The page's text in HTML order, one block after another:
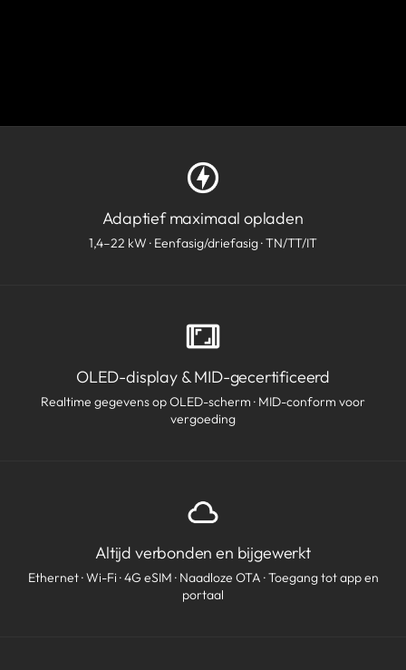
Adaptief maximaal opladen
1,4–22 kW · Eenfasig/driefasig · TN/TT/IT
OLED-display & MID-gecertificeerd
Realtime gegevens op OLED-scherm · MID-conform voor
vergoeding
Altijd verbonden en bijgewerkt
Ethernet · Wi-Fi · 4G eSIM · Naadloze OTA · Toegang tot app en
portaal